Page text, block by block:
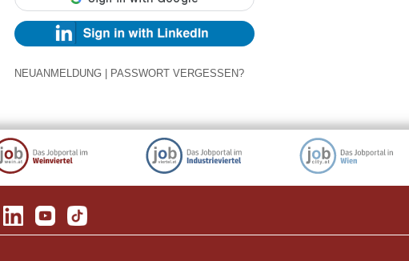
NEUANMELDUNG PASSWORT VERGESSEN?